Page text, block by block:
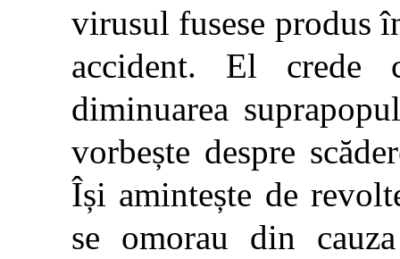
virusul fusese produs
accident. El crede
diminuarea
vorbește despre
Își amintește de
se omorau din